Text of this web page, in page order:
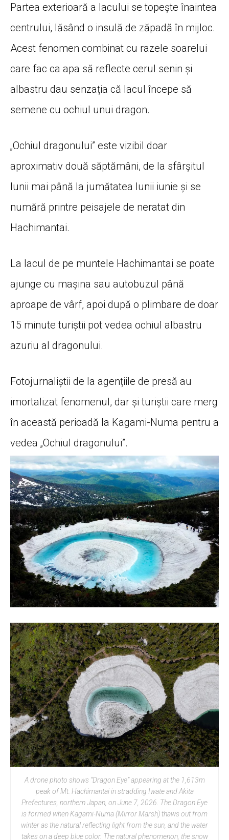
Partea exterioară a lacului se topește înaintea
centrului, lăsând o insulă de zăpadă în mijloc.
Acest fenomen combinat cu razele soarelui
care fac ca apa să reflecte cerul senin și
albastru dau senzația că lacul începe să
semene cu ochiul unui dragon.
„Ochiul dragonului” este vizibil doar
aproximativ două săptămâni, de la sfârșitul
lunii mai până la jumătatea lunii iunie și se
numără printre peisajele de neratat din
Hachimantai.
La lacul de pe muntele Hachimantai se poate
ajunge cu mașina sau autobuzul până
aproape de vârf, apoi după o plimbare de doar
15 minute turiștii pot vedea ochiul albastru
azuriu al dragonului.
Fotojurnaliștii de la agențiile de presă au
imortalizat fenomenul, dar și turiștii care merg
în această perioadă la Kagami-Numa pentru a
vedea „Ochiul dragonului”.
A drone photo shows “Dragon Eye” appearing at the 1,613m
peak of Mt. Hachimantai in stradding Iwate and Akita
Prefectures, northern Japan, on June 7, 2026. The Dragon Eye
is formed when Kagami-Numa (Mirror Marsh) thaws out from
winter as the natural reflecting light from the sun, and the water
takes on a deep blue color. The natural phenomenon, the snow